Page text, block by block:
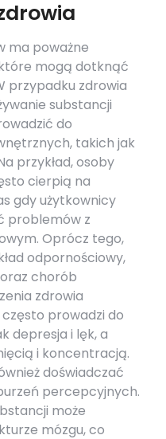
ma poważne
mogą dotknąć
przypadku zdrowia
substancji
do
takich jak
przykład, osoby
cierpią na
gdy użytkownicy
problemów z
Oprócz tego,
odpornościowy,
chorób
zdrowia
prowadzi do
depresja i lęk, a
i koncentracją.
doświadczać
percepcyjnych.
może
mózgu, co